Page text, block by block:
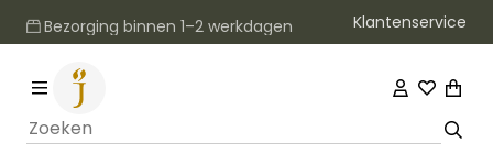
Bezorging binnen 1–2 werkdagen Klantenservice